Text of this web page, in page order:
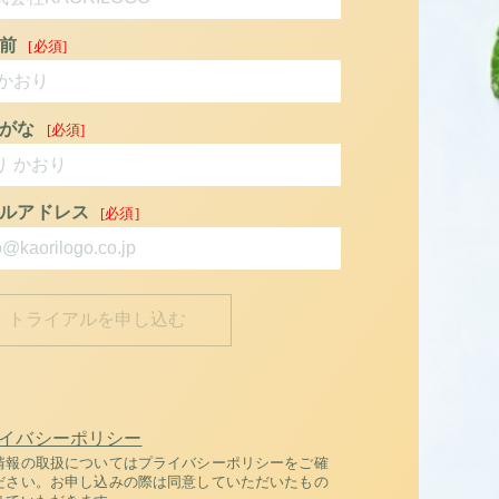
な
アドレス
バシーポリシー
報の取扱についてはプライバシーポリシーをご確
さい。お申し込みの際は同意していただいたもの